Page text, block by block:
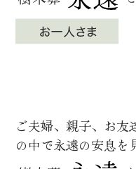
ご夫婦、親子、お友
の中で永遠の安息を